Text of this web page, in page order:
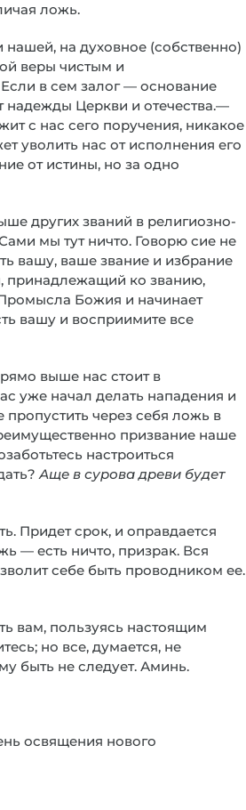
ложь.
на духовное (собственно)
веры чистым и
в сем залог — основание
надежды Церкви и отечества.—
с нас сего поручения, никакое
уволить нас от исполнения его
от истины, но за одно
других званий в религиозно-
мы тут ничто. Говорю сие не
вашу, ваше звание и избрание
принадлежащий ко званию,
Божия и начинает
вашу и восприимите все
выше нас стоит в
уже начал делать нападения и
пропустить через себя ложь в
призвание наше
настроиться
Аще в сурова древи будет
Придет срок, и оправдается
— есть ничто, призрак. Вся
себе быть проводником ее.
вам, пользуясь настоящим
но все, думается, не
быть не следует. Аминь.
освящения нового